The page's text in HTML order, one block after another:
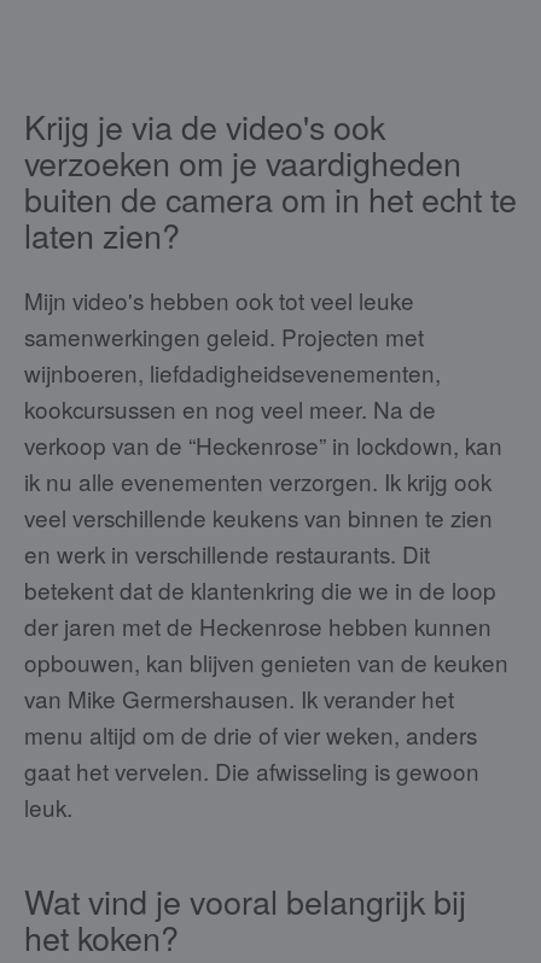
Krijg je via de video's ook
verzoeken om je vaardigheden
buiten de camera om in het echt te
laten zien?
Mijn video's hebben ook tot veel leuke
samenwerkingen geleid. Projecten met
wijnboeren, liefdadigheidsevenementen,
kookcursussen en nog veel meer. Na de
verkoop van de “Heckenrose” in lockdown, kan
ik nu alle evenementen verzorgen. Ik krijg ook
veel verschillende keukens van binnen te zien
en werk in verschillende restaurants. Dit
betekent dat de klantenkring die we in de loop
der jaren met de Heckenrose hebben kunnen
opbouwen, kan blijven genieten van de keuken
van Mike Germershausen. Ik verander het
menu altijd om de drie of vier weken, anders
gaat het vervelen. Die afwisseling is gewoon
leuk.
Wat vind je vooral belangrijk bij
het koken?